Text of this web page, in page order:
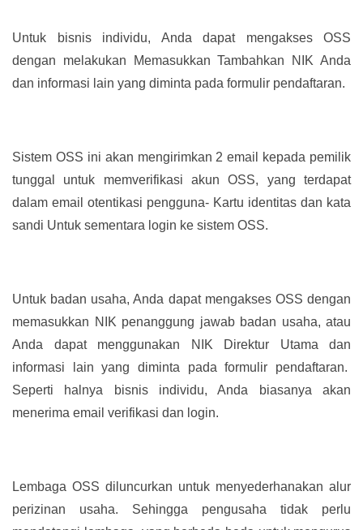
Untuk bisnis individu, Anda dapat mengakses OSS
dengan melakukan Memasukkan Tambahkan NIK Anda
dan informasi lain yang diminta pada formulir pendaftaran.
Sistem OSS ini akan mengirimkan 2 email kepada pemilik
tunggal untuk memverifikasi akun OSS, yang terdapat
dalam email otentikasi pengguna- Kartu identitas dan kata
sandi Untuk sementara login ke sistem OSS.
Untuk badan usaha, Anda dapat mengakses OSS dengan
memasukkan NIK penanggung jawab badan usaha, atau
Anda dapat menggunakan NIK Direktur Utama dan
informasi lain yang diminta pada formulir pendaftaran.
Seperti halnya bisnis individu, Anda biasanya akan
menerima email verifikasi dan login.
Lembaga OSS diluncurkan untuk menyederhanakan alur
perizinan usaha. Sehingga pengusaha tidak perlu